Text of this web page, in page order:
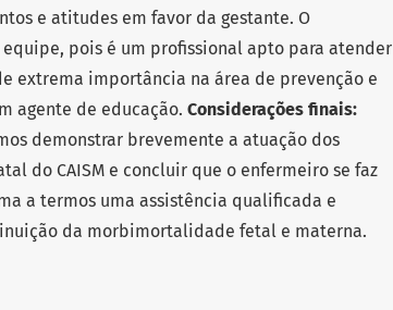
e atitudes em favor da gestante. O
pois é um profissional apto para atender
extrema importância na área de prevenção e
agente de educação. Considerações finais:
demonstrar brevemente a atuação dos
do CAISM e concluir que o enfermeiro se faz
a termos uma assistência qualificada e
da morbimortalidade fetal e materna.